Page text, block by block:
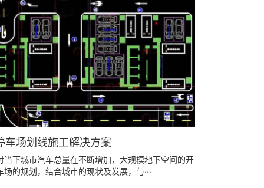
车场划线施工解决方案
当下城市汽车总量在不断增加，大规模地下空间的开
的规划，结合城市的现状及发展，与···